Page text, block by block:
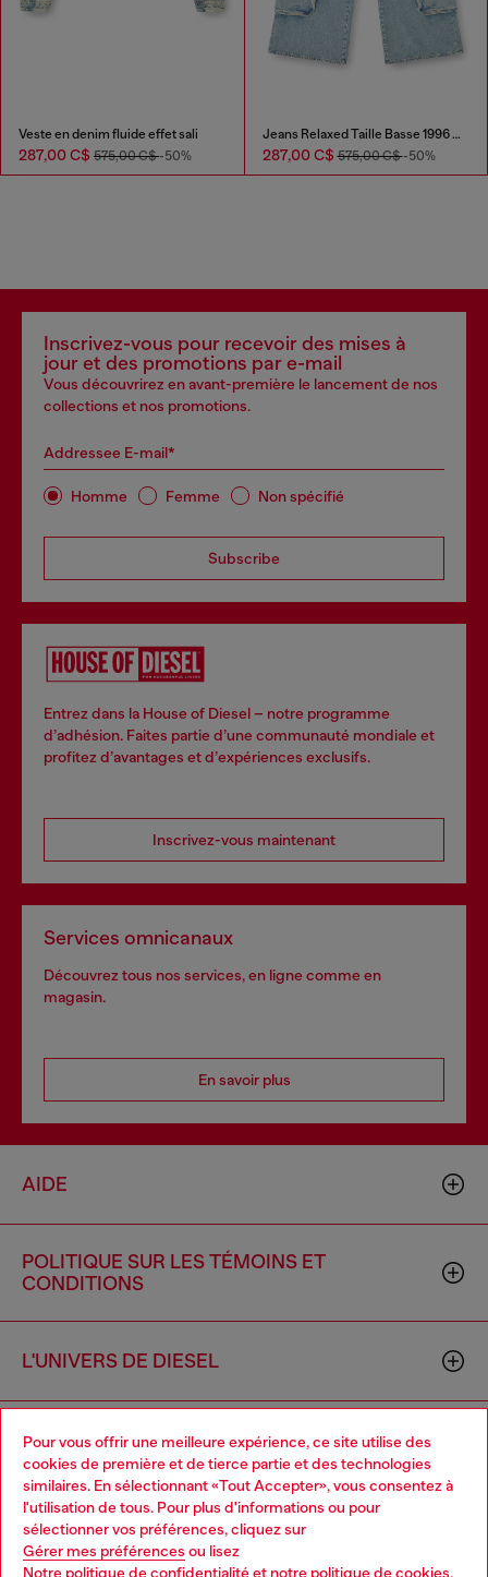
Pour vous offrir une meilleure expérience, ce site utilise des
cookies de première et de tierce partie et des technologies
similaires. En sélectionnant «Tout Accepter», vous consentez à
l'utilisation de tous. Pour plus d'informations ou pour
sélectionner vos préférences, cliquez sur
Gérer mes préférences ou lisez
Notre politique de confidentialitéet notre politique de cookies.
Veste en denim fluide effet sali
287,00 C$ 575,00 C$-50%
Jeans Relaxed Taille Basse 1996 D-Sire
287,00 C$575,00 C$-50%
Inscrivez-vous pour recevoir des mises à
jour et des promotions par e-mail
Vous découvrirez en avant-première le lancement de nos
collections et nos promotions.
Addressee E-mail*
Homme Femme Non spécifié
Subscribe
Entrez dans la House of Diesel – notre programme
d’adhésion. Faites partie d’une communauté mondiale et
profitez d’avantages et d’expériences exclusifs.
Inscrivez-vous maintenant
Services omnicanaux
Découvrez tous nos services, en ligne comme en
magasin.
En savoir plus
AIDE
POLITIQUE SUR LES TÉMOINS ET
CONDITIONS
L'UNIVERS DE DIESEL
ENTREPRISE
Choose your location
You are currently browsing Canada website, but it seems you